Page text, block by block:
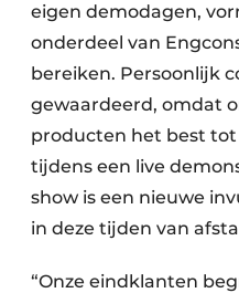
eigen demodagen,
onderdeel van
bereiken. Persoonlijk
gewaardeerd, omdat
producten het best
tijdens een live
show is een nieuwe
in deze tijden van
“Onze eindklanten